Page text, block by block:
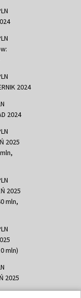
2024
2024
2025
2025
mln,
mln)
2025